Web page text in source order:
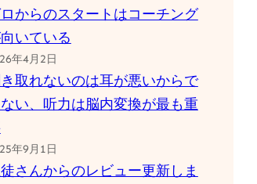
からのスタートはコーチング
いている
年4月2日
取れないのは耳が悪いからで
い、听力は脳内変換が最も重
年9月1日
さんからのレビュー更新しま